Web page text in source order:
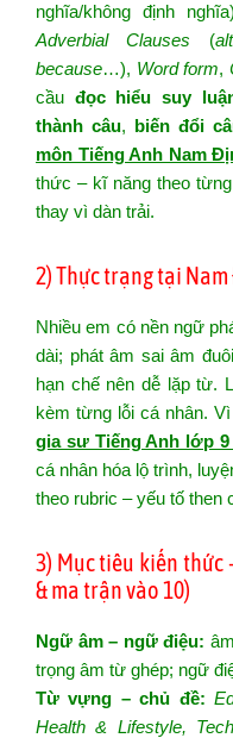
nghĩa/không định
Adverbial Clauses (
because…), Word form,
cầu đọc hiểu suy
thành câu, biến đổi
môn Tiếng Anh Nam
thức – kĩ năng theo
thay vì dàn trải.
2) Thực trạng tại
Nhiều em có nền ngữ
dài; phát âm sai âm
hạn chế nên dễ lặp từ.
kèm từng lỗi cá nhân.
gia sư Tiếng Anh lớp
cá nhân hóa lộ trình,
theo rubric – yếu tố then
3) Mục tiêu kiến thức
& ma trận vào 10)
Ngữ âm – ngữ điệu:
trọng âm từ ghép; ngữ
Từ vựng – chủ đề:
Health & Lifestyle,